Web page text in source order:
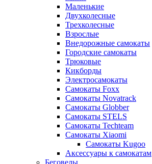
Маленькие
Двухколесные
Трехколесные
Взрослые
Внедорожные самокаты
Городские самокаты
Трюковые
Кикборды
Электросамокаты
Самокаты Foxx
Самокаты Novatrack
Самокаты Globber
Самокаты STELS
Самокаты Techteam
Самокаты Xiaomi
Самокаты Kugoo
Аксессуары к самокатам
Беговелы